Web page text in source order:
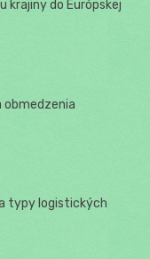
krajiny do Európskej
obmedzenia
typy logistických